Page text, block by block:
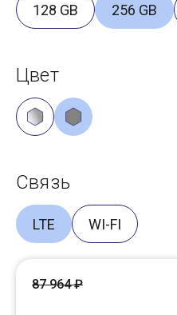
128 GB 256 GB
Цвет
Связь
LTE WI-FI
87 964 ₽